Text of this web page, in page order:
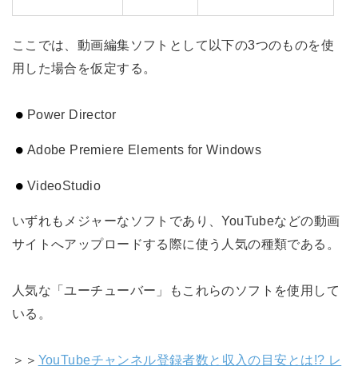
ここでは、動画編集ソフトとして以下の3つのものを使
用した場合を仮定する。
Power Director
Adobe Premiere Elements for Windows
VideoStudio
いずれもメジャーなソフトであり、YouTubeなどの動画
サイトへアップロードする際に使う人気の種類である。
人気な「ユーチューバー」もこれらのソフトを使用して
いる。
＞＞ YouTubeチャンネル登録者数と収入の目安とは!? レ